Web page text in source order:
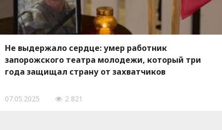
Не выдержало сердце: умер работник
запорожского театра молодежи, который три
года защищал страну от захватчиков
07.05.2025 2 821